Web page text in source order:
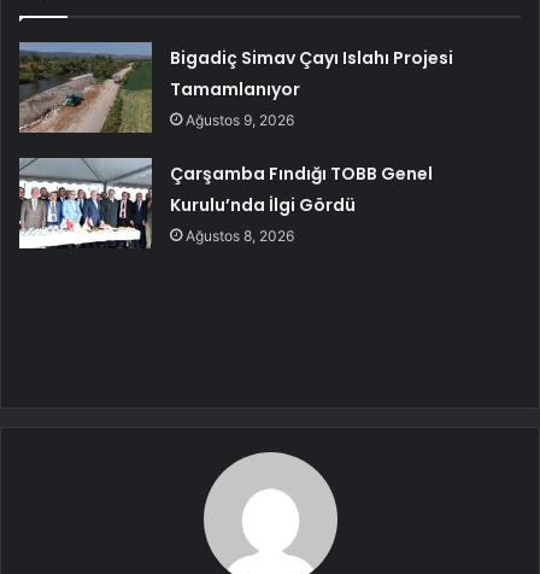
Bigadiç Simav Çayı Islahı Projesi
Tamamlanıyor
Ağustos 9, 2026
Çarşamba Fındığı TOBB Genel
Kurulu’nda İlgi Gördü
Ağustos 8, 2026